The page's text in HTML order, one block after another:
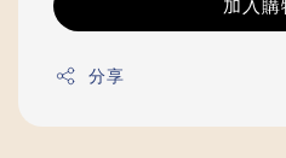
加入購
分享